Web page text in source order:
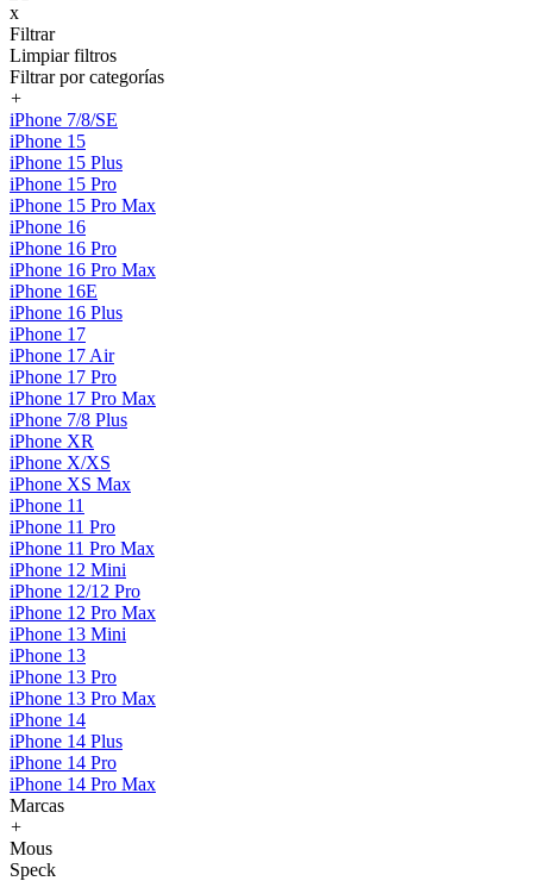
x
Filtrar
Limpiar filtros
Filtrar por categorías
+
iPhone 7/8/SE
iPhone 15
iPhone 15 Plus
iPhone 15 Pro
iPhone 15 Pro Max
iPhone 16
iPhone 16 Pro
iPhone 16 Pro Max
iPhone 16E
iPhone 16 Plus
iPhone 17
iPhone 17 Air
iPhone 17 Pro
iPhone 17 Pro Max
iPhone 7/8 Plus
iPhone XR
iPhone X/XS
iPhone XS Max
iPhone 11
iPhone 11 Pro
iPhone 11 Pro Max
iPhone 12 Mini
iPhone 12/12 Pro
iPhone 12 Pro Max
iPhone 13 Mini
iPhone 13
iPhone 13 Pro
iPhone 13 Pro Max
iPhone 14
iPhone 14 Plus
iPhone 14 Pro
iPhone 14 Pro Max
Marcas
+
Mous
Speck